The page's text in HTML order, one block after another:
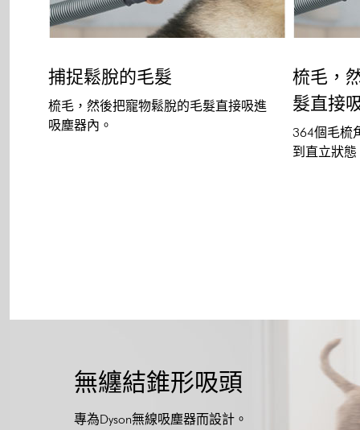
捕捉鬆脫的毛髮
梳毛，然後把寵物鬆脫的毛髮直接吸進
吸塵器內。
梳毛，
髮直接
364個毛梳
到直立狀態
無纏結錐形吸頭
專為Dyson無線吸塵器而設計。